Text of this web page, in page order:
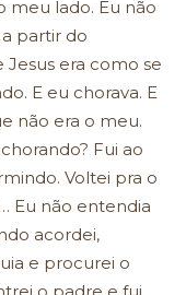
meu lado. Eu não
partir do
era como se
E eu chorava. E
não era o meu.
Fui ao
Voltei pra o
Eu não entendia
acordei,
e procurei o